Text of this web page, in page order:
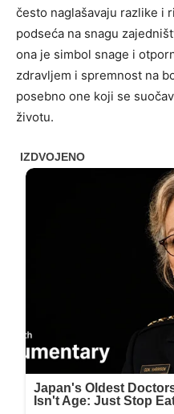
često naglašavaju razlike i
podseća na snagu
ona je simbol snage i
zdravljem i spremnost na
posebno one koji se
životu.